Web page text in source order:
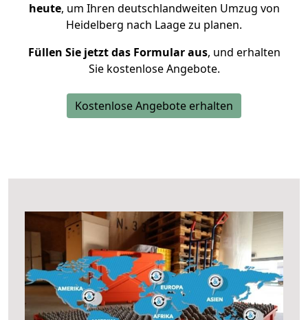
heute, um Ihren deutschlandweiten Umzug von
Heidelberg nach Laage zu planen.
Füllen Sie jetzt das Formular aus, und erhalten
Sie kostenlose Angebote.
Kostenlose Angebote erhalten